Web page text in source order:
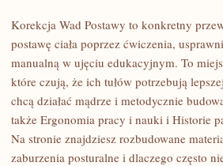
DOMOWA
FIZJOTERAPIA
Korekcja Wad Postawy to konkretny
postawę ciała poprzez ćwiczenia,
manualną w ujęciu edukacyjnym. To
które czują, że ich tułów potrzebują
chcą działać mądrze i metodycznie
także Ergonomia pracy i nauki i Historie
Na stronie znajdziesz rozbudowane
zaburzenia posturalne i dlaczego często